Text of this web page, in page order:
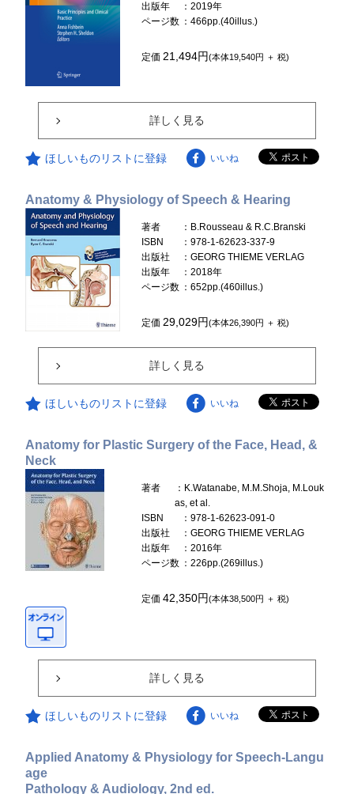
出版年
：2019年
ページ数 ：466pp.(40illus.)
定価21,494円(本体19,540円 ＋ 税)
詳しく見る
ほしいものリストに登録 いいね
Anatomy & Physiology of Speech & Hearing
著者
：B.Rousseau & R.C.Branski
ISBN
：978-1-62623-337-9
出版社
：GEORG THIEME VERLAG
出版年
：2018年
ページ数 ：652pp.(460illus.)
定価29,029円(本体26,390円 ＋ 税)
詳しく見る
ほしいものリストに登録 いいね
Anatomy for Plastic Surgery of the Face, Head, &
Neck
著者
：K.Watanabe, M.M.Shoja, M.Louk
as, et al.
ISBN
：978-1-62623-091-0
出版社
：GEORG THIEME VERLAG
出版年
：2016年
ページ数 ：226pp.(269illus.)
定価42,350円(本体38,500円 ＋ 税)
詳しく見る
ほしいものリストに登録 いいね
Applied Anatomy & Physiology for Speech-Langu
age
Pathology & Audiology, 2nd ed.